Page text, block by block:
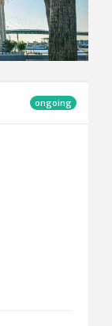
ongoing